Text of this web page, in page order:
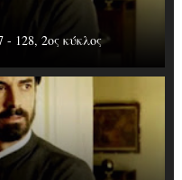
128, 2ος κύκλος